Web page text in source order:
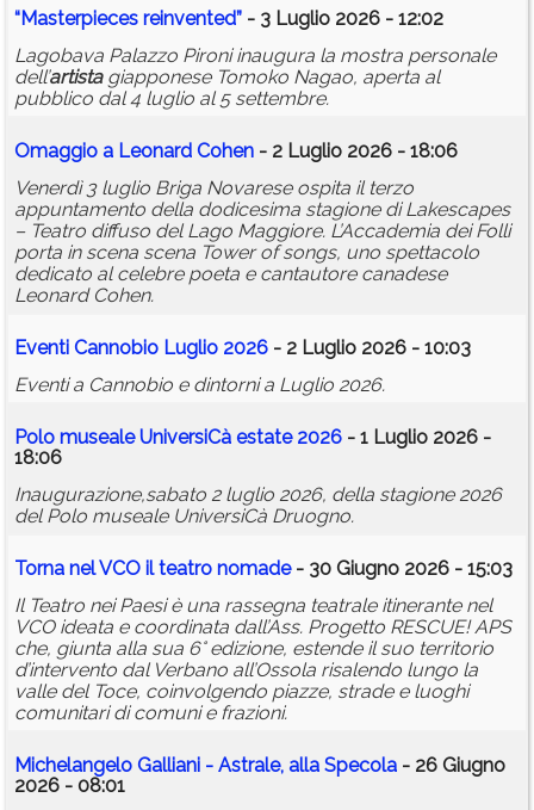
“Masterpieces reinvented” - 3 Luglio 2026 - 12:02
Lagobava Palazzo Pironi inaugura la mostra personale
dell’artistagiapponese Tomoko Nagao, aperta al
pubblico dal 4 luglio al 5 settembre.
Omaggio a Leonard Cohen - 2 Luglio 2026 - 18:06
Venerdì 3 luglio Briga Novarese ospita il terzo
appuntamento della dodicesima stagione di Lakescapes
– Teatro diffuso del Lago Maggiore. L’Accademia dei Folli
porta in scena scena Tower of songs, uno spettacolo
dedicato al celebre poeta e cantautore canadese
Leonard Cohen.
Eventi Cannobio Luglio 2026 - 2 Luglio 2026 - 10:03
Eventi a Cannobio e dintorni a Luglio 2026.
Polo museale UniversiCà estate 2026 - 1 Luglio 2026 -
18:06
Inaugurazione,sabato 2 luglio 2026, della stagione 2026
del Polo museale UniversiCà Druogno.
Torna nel VCO il teatro nomade- 30 Giugno 2026 - 15:03
Il Teatro nei Paesi è una rassegna teatrale itinerante nel
VCO ideata e coordinata dall’Ass. Progetto RESCUE! APS
che, giunta alla sua 6° edizione, estende il suo territorio
d’intervento dal Verbano all’Ossola risalendo lungo la
valle del Toce, coinvolgendo piazze, strade e luoghi
comunitari di comuni e frazioni.
Michelangelo Galliani - Astrale, alla Specola - 26 Giugno
2026 - 08:01